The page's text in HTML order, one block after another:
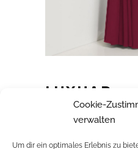
Cookie-
verwalten
Um dir ein optimales Erlebnis zu
LUXUAR